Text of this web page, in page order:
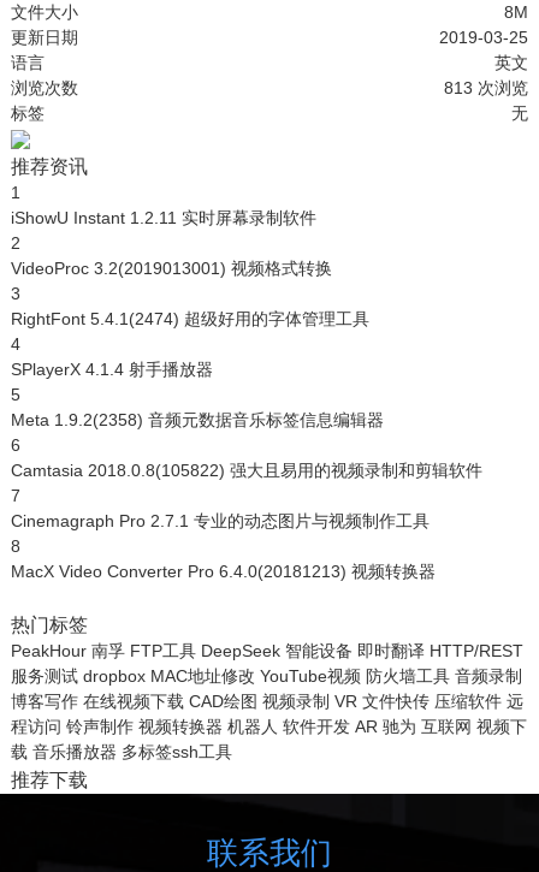
文件大小
8M
更新日期
2019-03-25
语言
英文
浏览次数
813 次浏览
标签
无
推荐资讯
1
iShowU Instant 1.2.11 实时屏幕录制软件
2
VideoProc 3.2(2019013001) 视频格式转换
3
RightFont 5.4.1(2474) 超级好用的字体管理工具
4
SPlayerX 4.1.4 射手播放器
5
Meta 1.9.2(2358) 音频元数据音乐标签信息编辑器
6
Camtasia 2018.0.8(105822) 强大且易用的视频录制和剪辑软件
7
Cinemagraph Pro 2.7.1 专业的动态图片与视频制作工具
8
MacX Video Converter Pro 6.4.0(20181213) 视频转换器
热门标签
PeakHour 南孚 FTP工具 DeepSeek 智能设备 即时翻译 HTTP/REST
服务测试 dropbox MAC地址修改 YouTube视频 防火墙工具 音频录制
博客写作 在线视频下载 CAD绘图 视频录制 VR 文件快传 压缩软件 远
程访问 铃声制作 视频转换器 机器人 软件开发 AR 驰为 互联网 视频下
载 音乐播放器 多标签ssh工具
推荐下载
联系我们